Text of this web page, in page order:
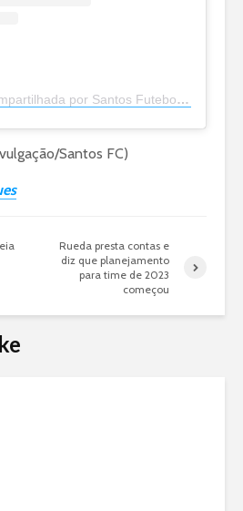
Uma publicação compartilhada por Santos Futebol Clube (@santosfc)
Santos FC)
Rueda presta contas e
diz que planejamento
para time de 2023
começou